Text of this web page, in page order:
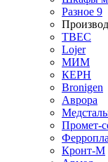
Разное 9
ТВЕС
Lojer
МИМ
КЕРН
Bronigen
Аврора
Промет-
Кронт-М